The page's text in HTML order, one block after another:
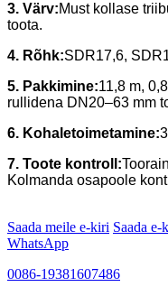
3. Värv:Must kollase
toota.
4. Rõhk:SDR17,6,
5. Pakkimine:11,8 m,
rullidena DN20–63 mm
6. Kohaletoimetamine:
7. Toote kontroll:
Kolmanda osapoole
Saada meile e-kiri Saada e-
WhatsApp
0086-19381607486